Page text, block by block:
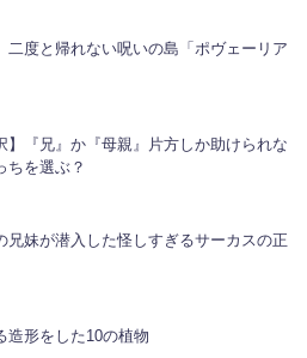
二度と帰れない呪いの島「ポヴェーリア
】『兄』か『母親』片方しか助けられな
ちを選ぶ？
兄妹が潜入した怪しすぎるサーカスの正
造形をした10の植物